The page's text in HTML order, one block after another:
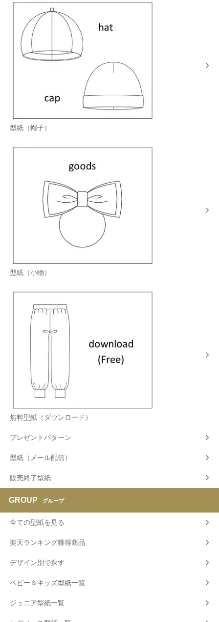
型紙（帽子）
型紙（小物）
無料型紙（ダウンロード）
プレゼントパターン
型紙（メール配信）
販売終了型紙
GROUP グループ
全ての型紙を見る
楽天ランキング獲得商品
デザイン別で探す
ベビー＆キッズ型紙一覧
ジュニア型紙一覧